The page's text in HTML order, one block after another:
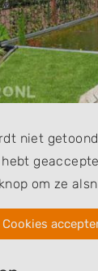
niet
om ze
Cookies